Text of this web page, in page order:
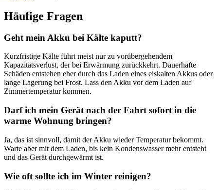
Häufige Fragen
Geht mein Akku bei Kälte kaputt?
Kurzfristige Kälte führt meist nur zu vorübergehendem
Kapazitätsverlust, der bei Erwärmung zurückkehrt. Dauerhafte
Schäden entstehen eher durch das Laden eines eiskalten Akkus oder
lange Lagerung bei Frost. Lass den Akku vor dem Laden auf
Zimmertemperatur kommen.
Darf ich mein Gerät nach der Fahrt sofort in die
warme Wohnung bringen?
Ja, das ist sinnvoll, damit der Akku wieder Temperatur bekommt.
Warte aber mit dem Laden, bis kein Kondenswasser mehr entsteht
und das Gerät durchgewärmt ist.
Wie oft sollte ich im Winter reinigen?